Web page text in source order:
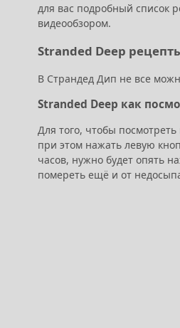
для вас подробный список
видеообзором.
Stranded Deep
В Страндед Дип не все
Stranded Deep как
Для того, чтобы
при этом нажать левую
часов, нужно будет опять
помереть ещё и от